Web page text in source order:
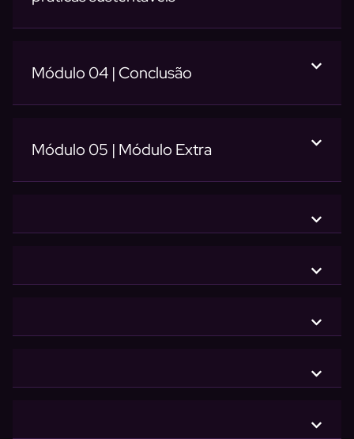
Módulo 04 | Conclusão
Módulo 05 | Módulo Extra